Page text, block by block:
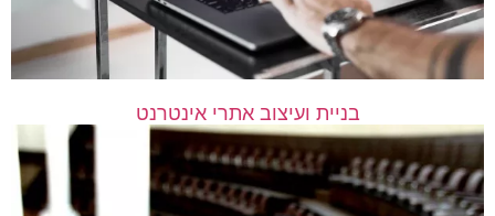
בניית ועיצוב אתרי אינטרנט